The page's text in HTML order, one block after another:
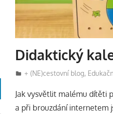
Didaktický
5 července, 2019
Eva
+ (NE)cestovní blog,
Jak vysvětlit malému dítěti
a při brouzdání internetem